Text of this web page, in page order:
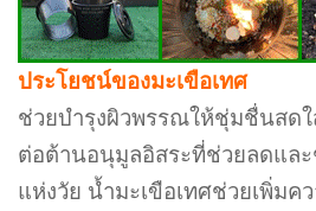
ประโยชน์ของมะเขือเทศ
ช่วยบำรุงผิวพรรณให้ชุ่มชื่นสด
ต่อต้านอนุมูลอิสระที่ช่วยลดและ
แห่งวัย น้ำมะเขือเทศช่วยเพิ่ม